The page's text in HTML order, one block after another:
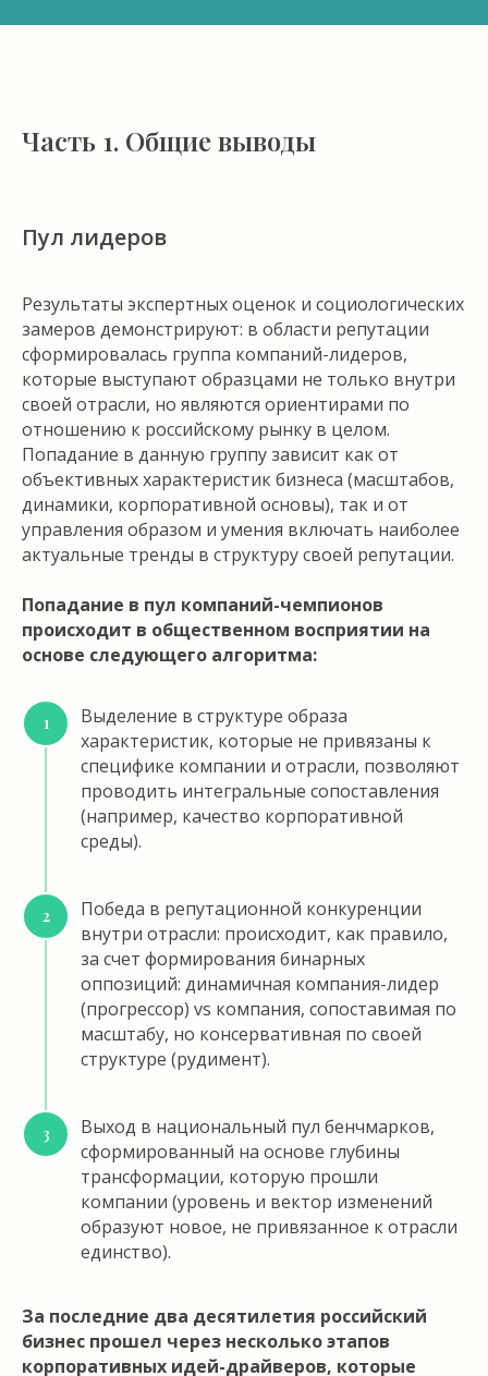
Часть 1. Общие выводы
Пул лидеров
Результаты экспертных оценок и социологических
замеров демонстрируют: в области репутации
сформировалась группа компаний-лидеров,
которые выступают образцами не только внутри
своей отрасли, но являются ориентирами по
отношению к российскому рынку в целом.
Попадание в данную группу зависит как от
объективных характеристик бизнеса (масштабов,
динамики, корпоративной основы), так и от
управления образом и умения включать наиболее
актуальные тренды в структуру своей репутации.
Попадание в пул компаний-чемпионов
происходит в общественном восприятии на
основе следующего алгоритма:
Выделение в структуре образа
характеристик, которые не привязаны к
специфике компании и отрасли, позволяют
проводить интегральные сопоставления
(например, качество корпоративной
среды).
Победа в репутационной конкуренции
внутри отрасли: происходит, как правило,
за счет формирования бинарных
оппозиций: динамичная компания-лидер
(прогрессор) vs компания, сопоставимая по
масштабу, но консервативная по своей
структуре (рудимент).
Выход в национальный пул бенчмарков,
сформированный на основе глубины
трансформации, которую прошли
компании (уровень и вектор изменений
образуют новое, не привязанное к отрасли
единство).
За последние два десятилетия российский
бизнес прошел через несколько этапов
корпоративных идей-драйверов, которые